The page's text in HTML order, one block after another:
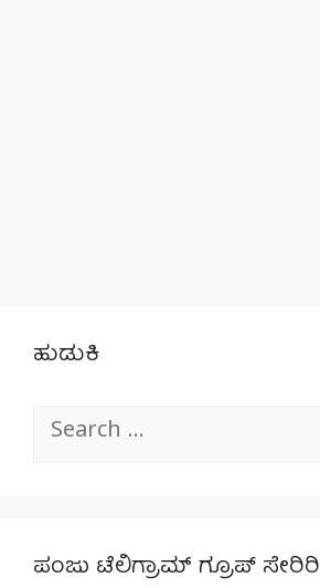
ಹುಡುಕಿ
Search
ಪಂಜು ಟೆಲಿಗ್ರಾಮ್ ಗ್ರೂಪ್ ಸೇರಿರಿ